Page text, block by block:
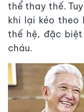
thể thay thế.
khi lại kéo theo
thế hệ, đặc
cháu.